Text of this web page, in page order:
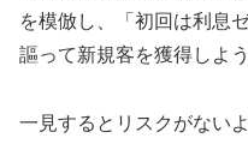
を模倣し、「初回は利息
謳って新規客を獲得しよ
一見するとリスクがない